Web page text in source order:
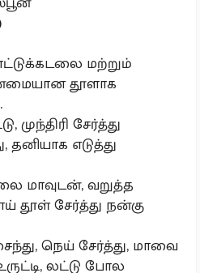
மற்றும்
தூளாக
முந்திரி சேர்த்து
எடுத்து
மாவுடன், வறுத்த
தூள் சேர்த்து நன்கு
நெய் சேர்த்து, மாவை
லட்டு போல